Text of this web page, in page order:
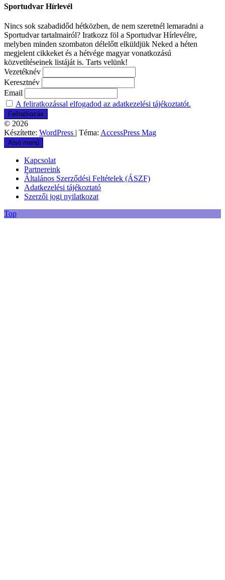
Sportudvar Hírlevél
Nincs sok szabadidőd hétközben, de nem szeretnél lemaradni a
Sportudvar tartalmairól? Iratkozz föl a Sportudvar Hírlevélre,
melyben minden szombaton délelőtt elküldjük Neked a héten
megjelent cikkeket és a hétvége magyar vonatkozású
közvetítéseinek listáját is. Tarts velünk!
Vezetéknév
Keresztnév
Email
A feliratkozással elfogadod az adatkezelési tájékoztatót.
© 2026
Készítette: WordPress | Téma: AccessPress Mag
Alsó menü
Kapcsolat
Partnereink
Általános Szerződési Feltételek (ÁSZF)
Adatkezelési tájékoztató
Szerzői jogi nyilatkozat
Top